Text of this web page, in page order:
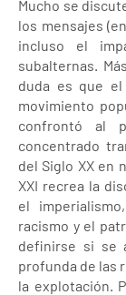
Mucho se
los mensajes
incluso el
subalternas.
duda es que
movimiento
confrontó al
concentrado
del Siglo XX en
XXI recrea la
el
racismo y el
definirse si se
profunda de las
la explotación.